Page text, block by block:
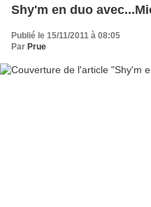
Shy'm en duo
Publié le 15/11/2011 à 08:05
Par Prue